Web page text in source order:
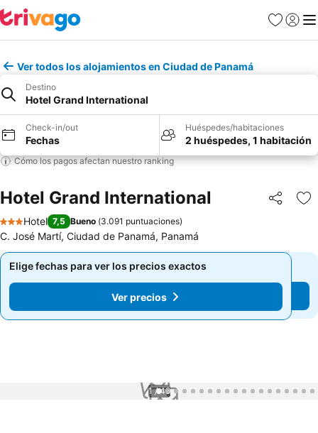
Favoritos
Iniciar
Ver todos los alojamientos en Ciudad de Panamá
Destino
Hotel Grand International
Check-in/out
Fechas
Huéspedes/habitaciones
2 huéspedes, 1 habitación
Cómo los pagos afectan nuestro ranking
Hotel Grand International Compartir
3 Estrellas
Hotel 7,5 Bueno (3.091 puntuaciones)
C. José Martí, Ciudad de Panamá, Panamá
Elige fechas para ver los precios exactos
Ver precios
Elige fechas para ver los precios exactos
Ver precios
1 / 49